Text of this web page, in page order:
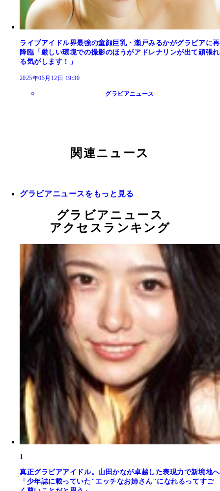
ライブアイドル界最強の童顔巨乳・瀬戸みるかがグラビアに再
降臨「厳しい環境での撮影のほうがアドレナリンが出て頑張れ
る気がします！」
2025年05月12日 19:30
グラビアニュース
関連ニュース
グラビアニュースをもっと見る
グラビアニュース
アクセスランキング
1
真正グラビアアイドル。山田かなが卓越した表現力で新境地へ
「少年誌に載っていた"エッチなお姉さん"になれるってすご